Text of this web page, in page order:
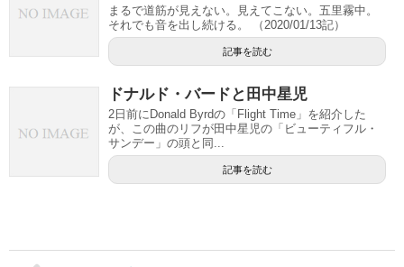
まるで道筋が見えない。見えてこない。五里霧中。
それでも音を出し続ける。 （2020/01/13記）
記事を読む
ドナルド・バードと田中星児
2日前にDonald Byrdの「Flight Time」を紹介した
が、この曲のリフが田中星児の「ビューティフル・
サンデー」の頭と同...
記事を読む